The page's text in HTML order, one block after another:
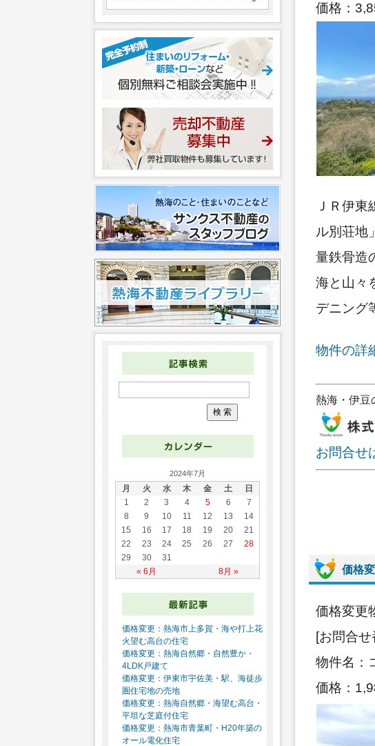
価格：
ＪＲ伊東
ル別荘地
量鉄骨造
海と山々
デニング
物件の詳
熱海・伊豆
お問合せ
価格
価格変更
[お問合
物件名：
価格：
2024年7月
月 火 水 木 金 土 日
« 6月 8月 »
1 2 3 4 5 6
7
8
9 10 11 12 13
14
15
16 17 18 19 20
21
22
23 24 25 26 27
28
29
30 31
価格変更：熱海市上多賀・海や打上花
火望む高台の住宅
価格変更：熱海自然郷・自然豊か・
4LDK戸建て
価格変更：伊東市宇佐美・駅、海徒歩
圏住宅地の売地
価格変更：熱海自然郷・海望む高台・
平坦な芝庭付住宅
価格変更：熱海市青葉町・H20年築の
オール電化住宅